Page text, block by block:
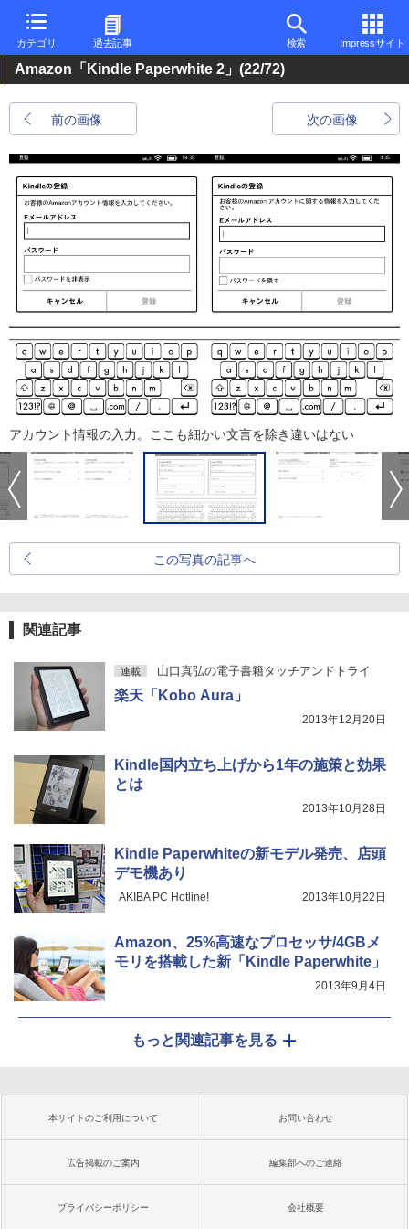
カテゴリ 過去記事 検索 Impressサイト
Amazon「Kindle Paperwhite 2」 (22/72)
前の画像 次の画像
アカウント情報の入力。ここも細かい文言を除き違いはない
この写真の記事へ
関連記事
連載 山口真弘の電子書籍タッチアンドトライ
楽天「Kobo Aura」
2013年12月20日
Kindle国内立ち上げから1年の施策と効果
とは
2013年10月28日
Kindle Paperwhiteの新モデル発売、店頭
デモ機あり
AKIBA PC Hotline! 2013年10月22日
Amazon、25%高速なプロセッサ/4GBメ
モリを搭載した新「Kindle Paperwhite」
2013年9月4日
もっと関連記事を見る
本サイトのご利用について お問い合わせ
広告掲載のご案内 編集部へのご連絡
プライバシーポリシー 会社概要